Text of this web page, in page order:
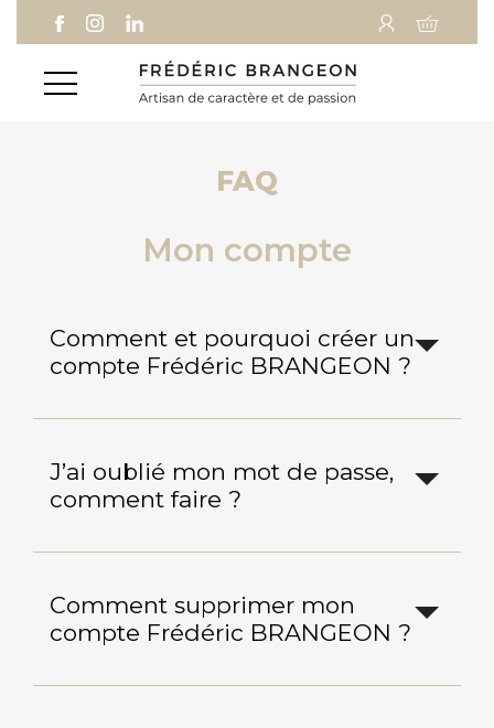
au
Aller au
contenu
Aller à la
recherche
FAQ
Mon compte
Comment et pourquoi créer un
compte Frédéric BRANGEON ?
J’ai oublié mon mot de passe,
comment faire ?
Comment supprimer mon
compte Frédéric BRANGEON ?